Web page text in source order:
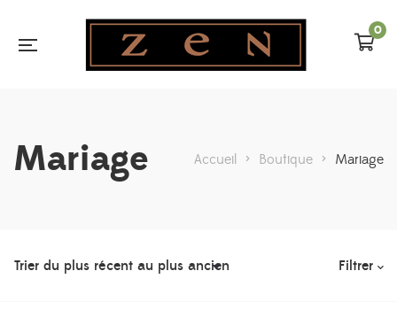
0
Mariage Accueil > Boutique > Mariage
Filtrer